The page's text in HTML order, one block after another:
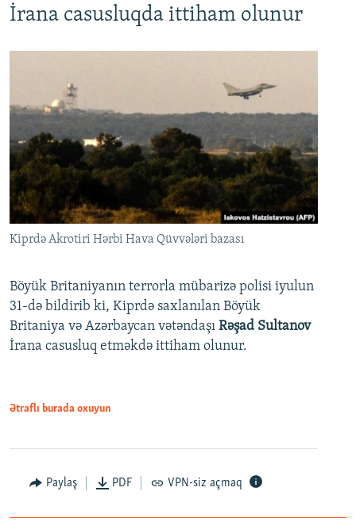
İrana casusluqda ittiham olunur
Kiprdə Akrotiri Hərbi Hava Qüvvələri bazası
Böyük Britaniyanın terrorla mübarizə polisi iyulun
31-də bildirib ki, Kiprdə saxlanılan Böyük
Britaniya və Azərbaycan vətəndaşı Rəşad Sultanov
İrana casusluq etməkdə ittiham olunur.
Ətraflı burada oxuyun
Paylaş PDF VPN-siz açmaq